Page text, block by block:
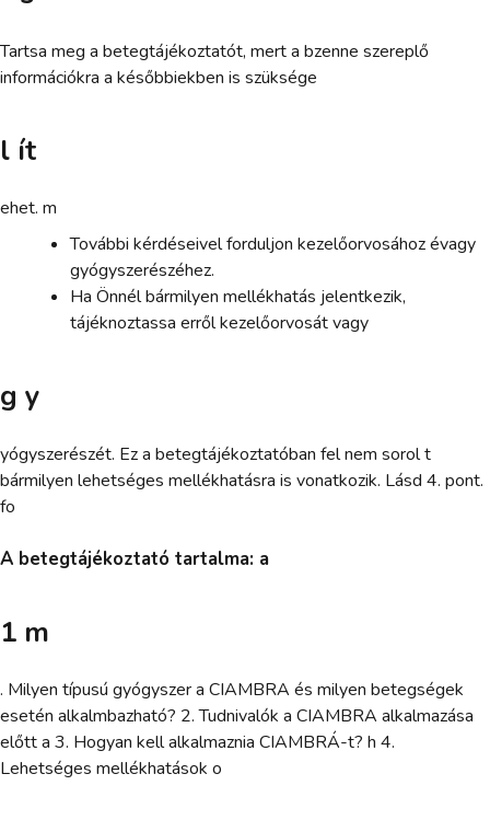
Tartsa meg a betegtájékoztatót, mert a bzenne szereplő
információkra a későbbiekben is szüksége
l ít
ehet. m
További kérdéseivel forduljon kezelőorvosához évagy
gyógyszerészéhez.
Ha Önnél bármilyen mellékhatás jelentkezik,
tájéknoztassa erről kezelőorvosát vagy
g y
yógyszerészét. Ez a betegtájékoztatóban fel nem sorol t
bármilyen lehetséges mellékhatásra is vonatkozik. Lásd 4. pont.
fo
A betegtájékoztató tartalma: a
1 m
. Milyen típusú gyógyszer a CIAMBRA és milyen betegségek
esetén alkalmbazható? 2. Tudnivalók a CIAMBRA alkalmazása
előtt a 3. Hogyan kell alkalmaznia CIAMBRÁ-t? h 4.
Lehetséges mellékhatások o